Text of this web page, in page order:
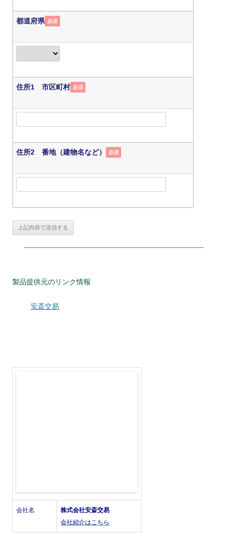
都道府県 必須
住所1 市区町村 必須
住所2 番地（建物名など） 必須
製品提供元のリンク情報
安斎交易
会社名
株式会社安斎交易
会社紹介はこちら